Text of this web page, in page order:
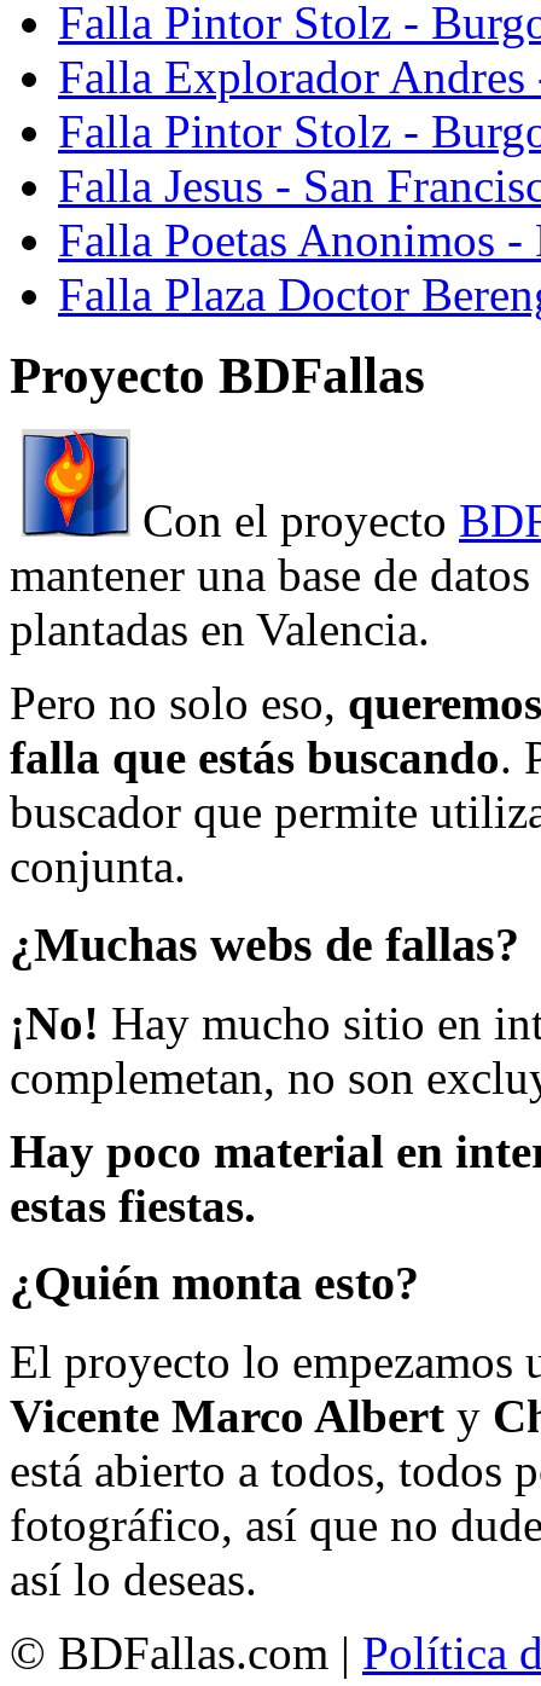
Falla Pintor Stolz -
Falla Explorador Andres
Falla Pintor Stolz -
Falla Jesus - San
Falla Poetas Anonimos
Falla Plaza Doctor
Proyecto BDFallas
Con el proyecto
mantener una base de
plantadas en Valencia.
Pero no solo eso,
falla que estás buscando.
buscador que permite
conjunta.
¿Muchas webs de fallas?
¡No! Hay mucho sitio en
complemetan, no son
Hay poco material en
estas fiestas.
¿Quién monta esto?
El proyecto lo empezamos
Vicente Marco Albert y
está abierto a todos, todos
fotográfico, así que no
así lo deseas.
© BDFallas.com | Política